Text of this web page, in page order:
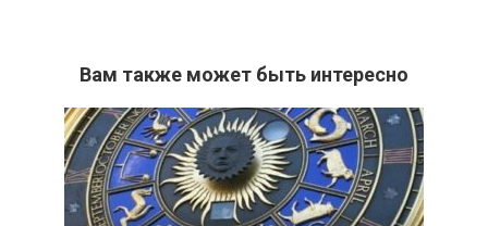
Вам также может быть интересно